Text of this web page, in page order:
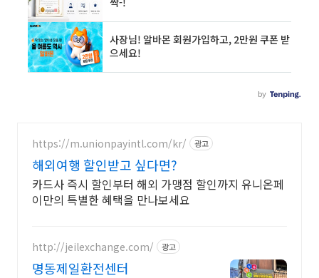
https://m.unionpayintl.com/kr/ 광고
해외여행 할인받고 싶다면?
카드사 즉시 할인부터 해외 가맹점 할인까지 유니온페
이만의 특별한 혜택을 만나보세요
http://jeilexchange.com/ 광고
명동제일환전센터